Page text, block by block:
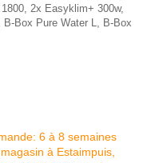
2x Easyklim+ 300w,
Box Pure Water L, B-Box
6 à 8 semaines
à Estaimpuis,